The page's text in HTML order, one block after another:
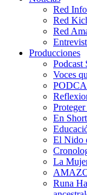
Red
Red
Red
Producciones
Podcast
Voces
En
El Nido
La
Runa